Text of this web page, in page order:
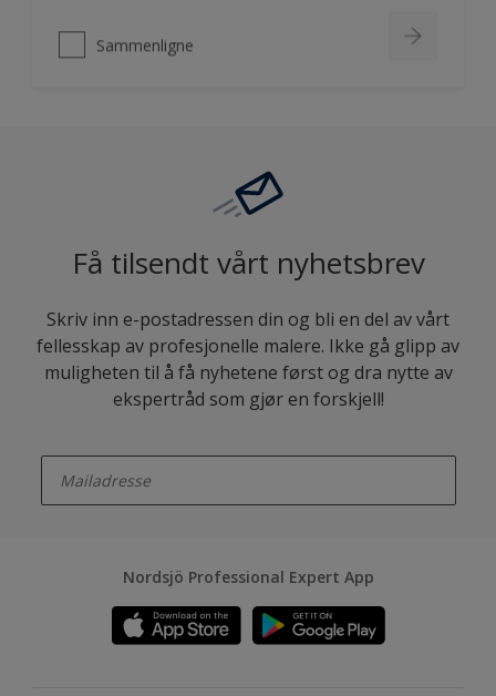
Få tilsendt vårt nyhetsbrev
Skriv inn e-postadressen din og bli en del av vårt
fellesskap av profesjonelle malere. Ikke gå glipp av
muligheten til å få nyhetene først og dra nytte av
ekspertråd som gjør en forskjell!
Nordsjö Professional Expert App